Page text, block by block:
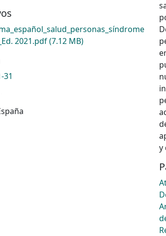
2021.pdf(7.12 MB)
31
y